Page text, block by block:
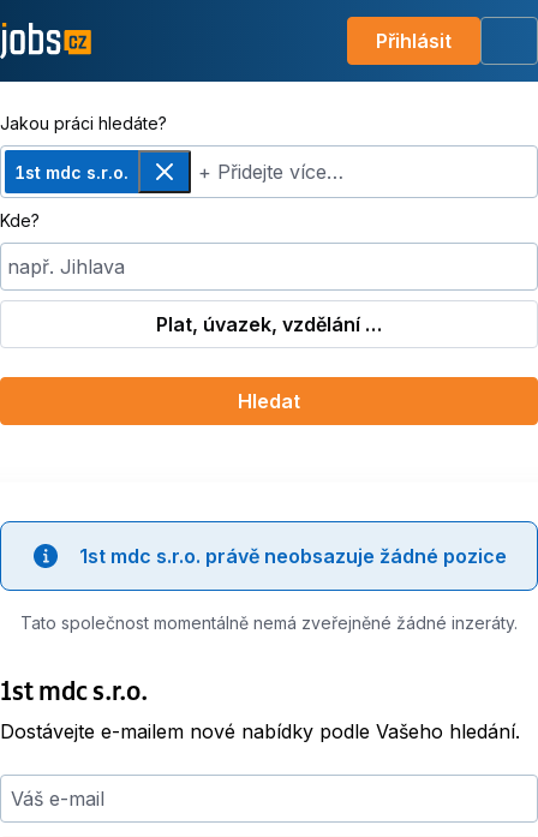
Přihlásit
Jakou práci hledáte?
1st mdc s.r.o.
Odebrat+ Přidejte více…
Kde?
např. Jihlava
Plat, úvazek, vzdělání …
Hledat
1st mdc s.r.o. právě neobsazuje žádné pozice
Tato společnost momentálně nemá zveřejněné žádné inzeráty.
1st mdc s.r.o.
Dostávejte e-mailem nové nabídky podle Vašeho hledání.
Váš e-mail